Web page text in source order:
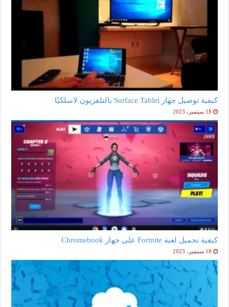
كيفية توصيل جهاز Surface Tablet بالتلفزيون لاسلكيًا
18 سبتمبر، 2023
كيفية تحميل لعبة Fortnite على جهاز Chromebook
18 سبتمبر، 2023